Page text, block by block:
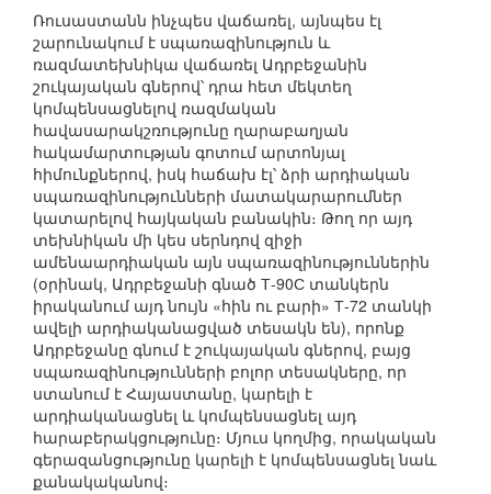
Ռուսաստանն ինչպես վաճառել, այնպես էլ
շարունակում է սպառազինություն և
ռազմատեխնիկա վաճառել Ադրբեջանին
շուկայական գներով՝ դրա հետ մեկտեղ
կոմպենսացնելով ռազմական
հավասարակշռությունը ղարաբաղյան
հակամարտության գոտում արտոնյալ
հիմունքներով, իսկ հաճախ էլ՝ ձրի արդիական
սպառազինությունների մատակարարումներ
կատարելով հայկական բանակին։ Թող որ այդ
տեխնիկան մի կես սերնդով զիջի
ամենաարդիական այն սպառազինություններին
(օրինակ, Ադրբեջանի գնած Т-90С տանկերն
իրականում այդ նույն «հին ու բարի» Т-72 տանկի
ավելի արդիականացված տեսակն են), որոնք
Ադրբեջանը գնում է շուկայական գներով, բայց
սպառազինությունների բոլոր տեսակները, որ
ստանում է Հայաստանը, կարելի է
արդիականացնել և կոմպենսացնել այդ
հարաբերակցությունը։ Մյուս կողմից, որակական
գերազանցությունը կարելի է կոմպենսացնել նաև
քանակականով։